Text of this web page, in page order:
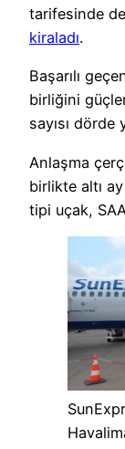
tarifesinde
kiraladı.
Başarılı
birliğini
sayısı dörde
Anlaşma
birlikte altı
tipi uçak,